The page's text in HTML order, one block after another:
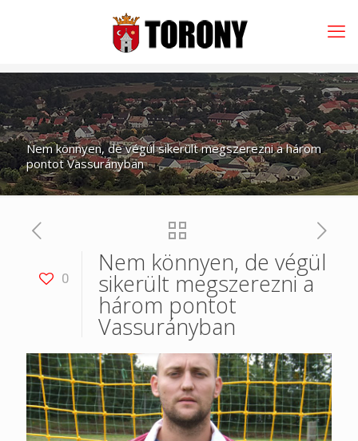
Nem könnyen, de végül sikerült megszerezni a három
pontot Vassurányban
0
Nem könnyen, de végül
sikerült megszerezni a
három pontot
Vassurányban